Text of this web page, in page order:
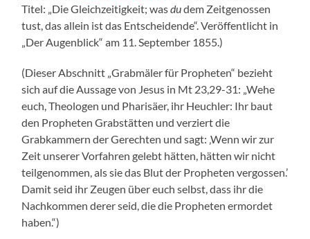
Titel: „Die Gleichzeitigkeit; wasdudem Zeitgenossen
tust, das allein ist das Entscheidende“. Veröffentlicht in
„Der Augenblick“ am 11. September 1855.)
(Dieser Abschnitt „Grabmäler für Propheten“ bezieht
sich auf die Aussage von Jesus in Mt 23,29-31: „Wehe
euch, Theologen und Pharisäer, ihr Heuchler: Ihr baut
den Propheten Grabstätten und verziert die
Grabkammern der Gerechten und sagt: ‚Wenn wir zur
Zeit unserer Vorfahren gelebt hätten, hätten wir nicht
teilgenommen, als sie das Blut der Propheten vergossen.’
Damit seid ihr Zeugen über euch selbst, dass ihr die
Nachkommen derer seid, die die Propheten ermordet
haben.“)